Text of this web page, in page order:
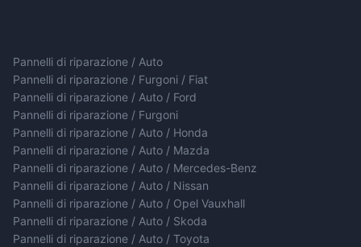
Pannelli di riparazione / Auto
Pannelli di riparazione / Furgoni / Fiat
Pannelli di riparazione / Auto / Ford
Pannelli di riparazione / Furgoni
Pannelli di riparazione / Auto / Honda
Pannelli di riparazione / Auto / Mazda
Pannelli di riparazione / Auto / Mercedes-Benz
Pannelli di riparazione / Auto / Nissan
Pannelli di riparazione / Auto / Opel Vauxhall
Pannelli di riparazione / Auto / Skoda
Pannelli di riparazione / Auto / Toyota